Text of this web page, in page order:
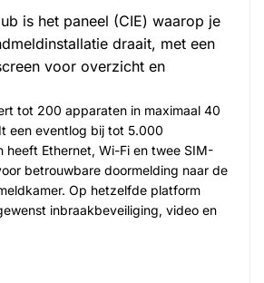
is het paneel (CIE) waarop je
draait, met een
voor overzicht en
tot 200 apparaten in maximaal 40
een eventlog bij tot 5.000
heeft Ethernet, Wi-Fi en twee SIM-
betrouwbare doormelding naar de
Op hetzelfde platform
inbraakbeveiliging, video en